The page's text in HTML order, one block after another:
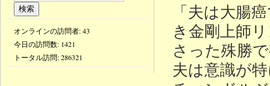
「夫は大腸
き金剛上師
さった殊勝
夫は意識が
オンラインの訪問者: 43
今日の訪問数: 1421
トータル訪問:286321